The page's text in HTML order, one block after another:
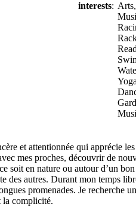
interests:
et attentionnée qui apprécie
mes proches, découvrir de
soit en nature ou autour d’un
des autres. Durant mon temps
promenades. Je recherche
la complicité.